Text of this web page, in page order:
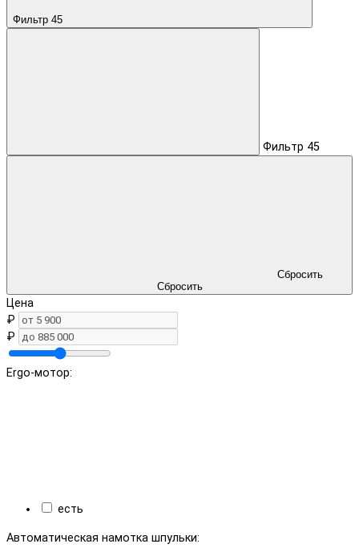
Фильтр 45
Фильтр 45
Сбросить
Сбросить
Цена
₽
₽
Ergo-мотор:
есть
Автоматическая намотка шпульки: